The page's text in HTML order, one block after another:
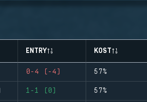
ENTRY KOST
0-4 (-4) 57%
1-1 (0) 57%